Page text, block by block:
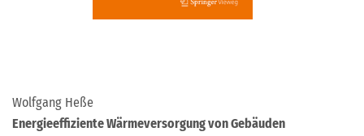
Wolfgang Heße
Energieeffiziente Wärmeversorgung von Gebäuden